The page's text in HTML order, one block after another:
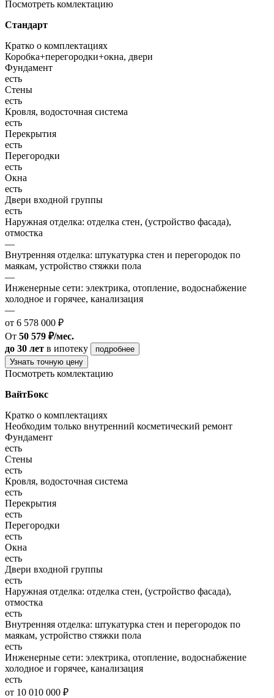
Посмотреть комлектацию
Стандарт
Кратко о комплектациях
Коробка+перегородки+окна, двери
Фундамент
есть
Стены
есть
Кровля, водосточная система
есть
Перекрытия
есть
Перегородки
есть
Окна
есть
Двери входной группы
есть
Наружная отделка: отделка стен, (устройство фасада),
отмостка
—
Внутренняя отделка: штукатурка стен и перегородок по
маякам, устройство стяжки пола
—
Инженерные сети: электрика, отопление, водоснабжение
холодное и горячее, канализация
—
от 6 578 000 ₽
От 50 579 ₽/мес.
до 30 лет в ипотеку
подробнее
Узнать точную цену
Посмотреть комлектацию
ВайтБокс
Кратко о комплектациях
Необходим только внутренний косметический ремонт
Фундамент
есть
Стены
есть
Кровля, водосточная система
есть
Перекрытия
есть
Перегородки
есть
Окна
есть
Двери входной группы
есть
Наружная отделка: отделка стен, (устройство фасада),
отмостка
есть
Внутренняя отделка: штукатурка стен и перегородок по
маякам, устройство стяжки пола
есть
Инженерные сети: электрика, отопление, водоснабжение
холодное и горячее, канализация
есть
от 10 010 000 ₽